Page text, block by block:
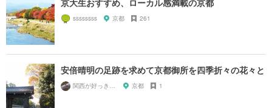
ssssssss 京都 261
安倍晴明の足跡を求めて京都御所を四季折々の花々と
関西が好っきゃねん 京都 1